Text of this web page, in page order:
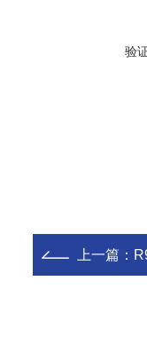
验
上一篇：